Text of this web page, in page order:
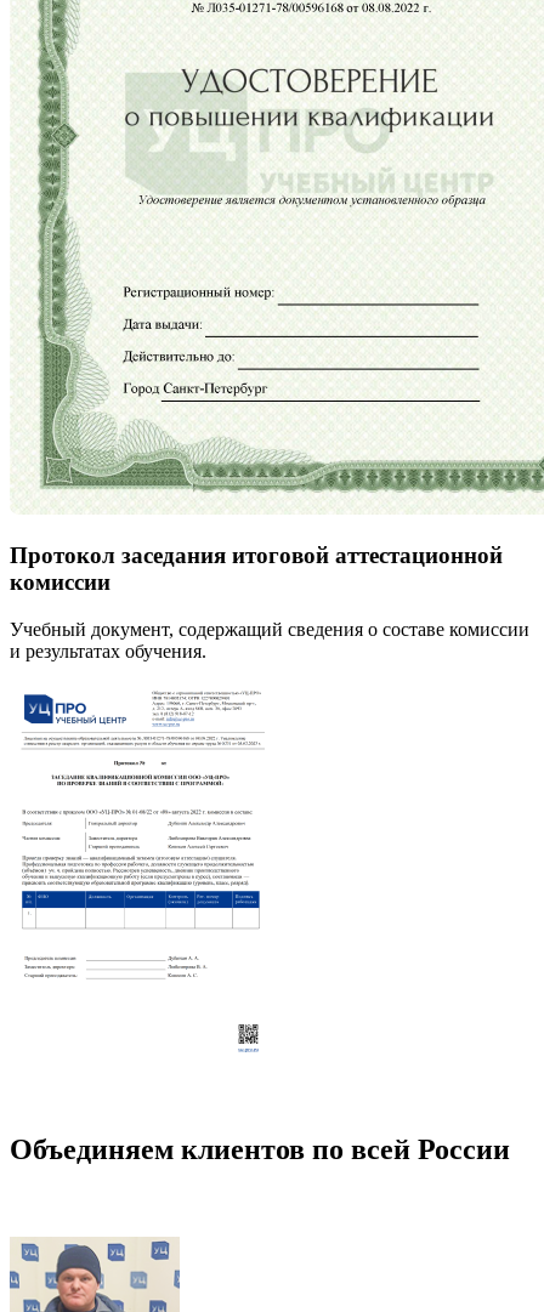
Протокол заседания итоговой аттестационной
комиссии
Учебный документ, содержащий сведения о составе комиссии
и результатах обучения.
Объединяем клиентов по всей России